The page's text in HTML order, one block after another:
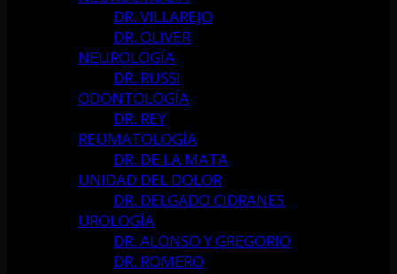
DR. VILLAREJO
DR. OLIVER
NEUROLOGÍA
DR. RUSSI
ODONTOLOGÍA
DR. REY
REUMATOLOGÍA
DR. DE LA MATA
UNIDAD DEL DOLOR
DR. DELGADO CIDRANES
UROLOGÍA
DR. ALONSO Y GREGORIO
DR. ROMERO